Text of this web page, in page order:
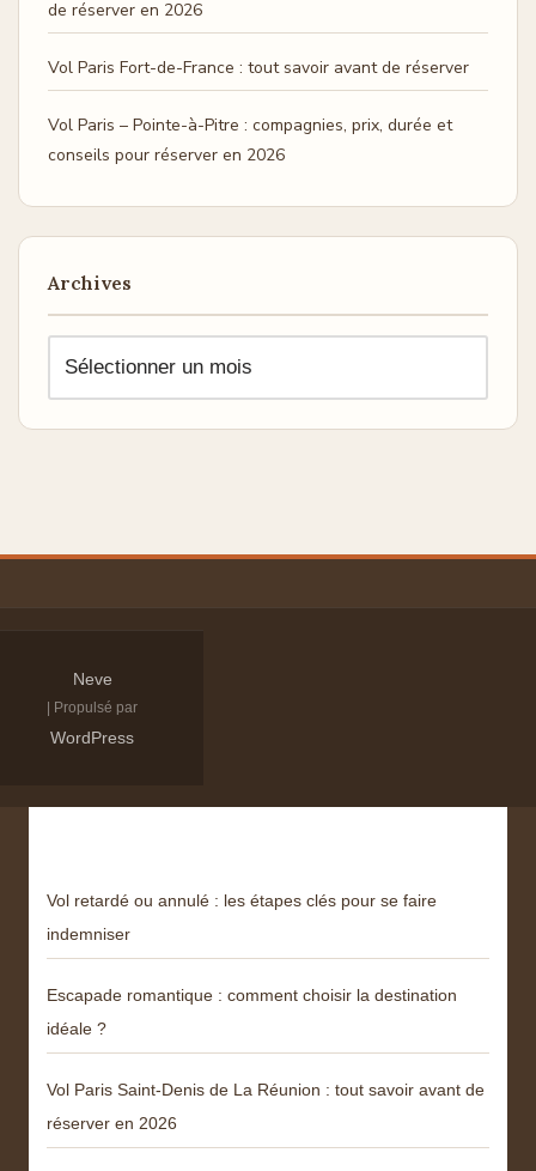
de réserver en 2026
Vol Paris Fort-de-France : tout savoir avant de réserver
Vol Paris – Pointe-à-Pitre : compagnies, prix, durée et
conseils pour réserver en 2026
Archives
Neve
| Propulsé par
WordPress
Vol retardé ou annulé : les étapes clés pour se faire
indemniser
Escapade romantique : comment choisir la destination
idéale ?
Vol Paris Saint-Denis de La Réunion : tout savoir avant de
réserver en 2026